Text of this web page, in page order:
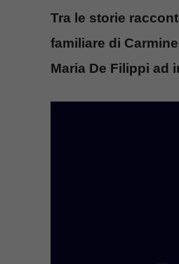
Tra le storie
familiare di
Maria De Filippi ad